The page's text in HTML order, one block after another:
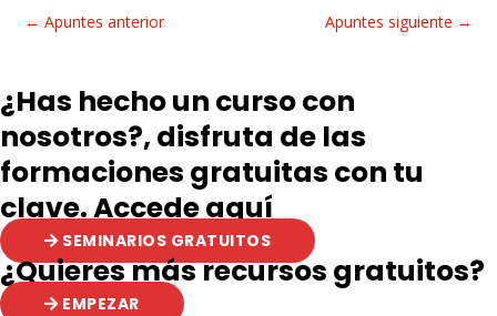
Navegación
entradas
← Apuntes anterior Apuntes siguiente →
¿Has hecho un curso con
nosotros?, disfruta de las
formaciones gratuitas con tu
clave. Accede aquí
SEMINARIOS GRATUITOS
¿Quieres más recursos gratuitos?
EMPEZAR